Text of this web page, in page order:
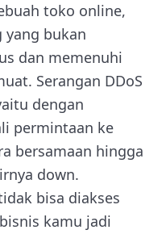
toko online,
bukan
dan memenuhi
Serangan DDoS
dengan
permintaan ke
bersamaan hingga
down.
bisa diakses
kamu jadi